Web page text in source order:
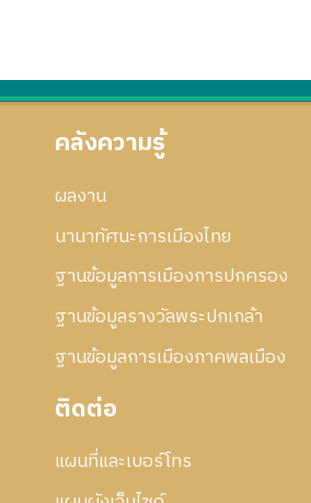
คลังความรู้
ผลงาน
นานาทัศนะการเมืองไทย
ฐานข้อมูลการเมืองการปกครอง
ฐานข้อมูลรางวัลพระปกเกล้า
ฐานข้อมูลการเมืองภาคพลเมือง
ติดต่อ
แผนที่และเบอร์โทร